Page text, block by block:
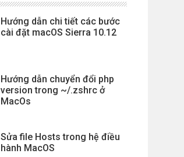
Hướng dẫn chi tiết các bước
cài đặt macOS Sierra 10.12
Hướng dẫn chuyển đổi php
version trong ~/.zshrc ở
MacOs
Sửa file Hosts trong hệ điều
hành MacOS